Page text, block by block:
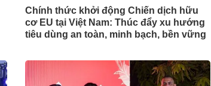
Chính thức khởi động Chiến dịch hữu
cơ EU tại Việt Nam: Thúc đẩy xu hướng
tiêu dùng an toàn, minh bạch, bền vững